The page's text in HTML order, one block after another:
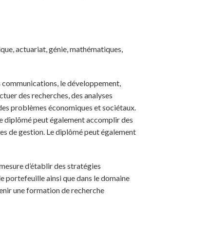
actuariat, génie, mathématiques,
communications, le développement,
des recherches, des analyses
problèmes économiques et sociétaux.
diplômé peut également accomplir des
de gestion. Le diplômé peut également
d’établir des stratégies
portefeuille ainsi que dans le domaine
une formation de recherche